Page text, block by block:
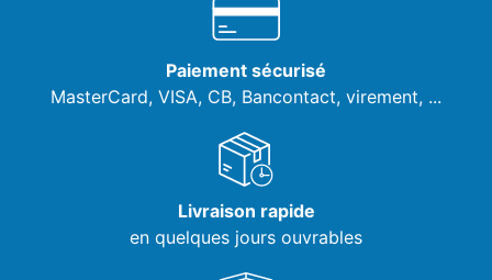
Paiement sécurisé
MasterCard, VISA, CB, Bancontact, virement, ...
Livraison rapide
en quelques jours ouvrables